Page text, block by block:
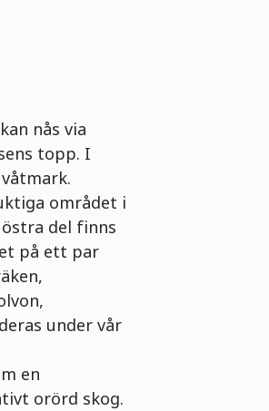
nås via
topp. I
området i
del finns
på ett par
under vår
en
orörd skog.